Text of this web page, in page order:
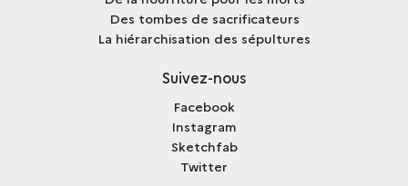
Des tombes de sacrificateurs
La hiérarchisation des sépultures
Suivez-nous
Facebook
Instagram
Sketchfab
Twitter